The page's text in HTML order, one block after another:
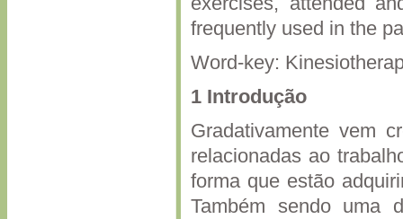
frequently used in the
Word-key:
1 Introdução
Gradativamente vem
relacionadas ao
forma que estão
Também sendo uma